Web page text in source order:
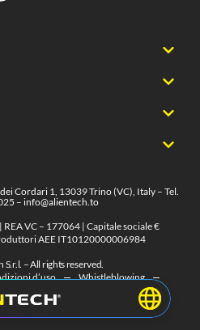
Cordari 1, 13039 Trino (VC), Italy – Tel.
– info@alientech.to
VC – 177064 | Capitale sociale €
AEE IT10120000006984
– All rights reserved.
d’uso
Whistleblowing
Note Legali